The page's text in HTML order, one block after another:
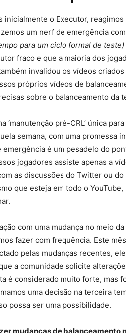
inicialmente o Executor,
um nerf de emergência
para um ciclo formal de teste)
fraco e que a maioria dos
invalidou os vídeos
próprios vídeos de
sobre o balanceamento da
‘manutenção pré-CRL’ única
semana, com uma promessa
emergência é um pesadelo do
jogadores assiste apenas a
as discussões do Twitter ou
que esteja em todo o
com uma mudança no meio
fazer com frequência. Este
pelas mudanças recentes,
que a comunidade solicite
é considerado muito forte, mas
uma decisão na terceira
possa ser uma possibilidade.
mudanças de balanceamento